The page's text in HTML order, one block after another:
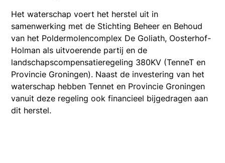
Het waterschap voert het herstel uit in
samenwerking met de Stichting Beheer en Behoud
van het Poldermolencomplex De Goliath, Oosterhof-
Holman als uitvoerende partij en de
landschapscompensatieregeling 380KV (TenneT en
Provincie Groningen). Naast de investering van het
waterschap hebben Tennet en Provincie Groningen
vanuit deze regeling ook financieel bijgedragen aan
dit herstel.